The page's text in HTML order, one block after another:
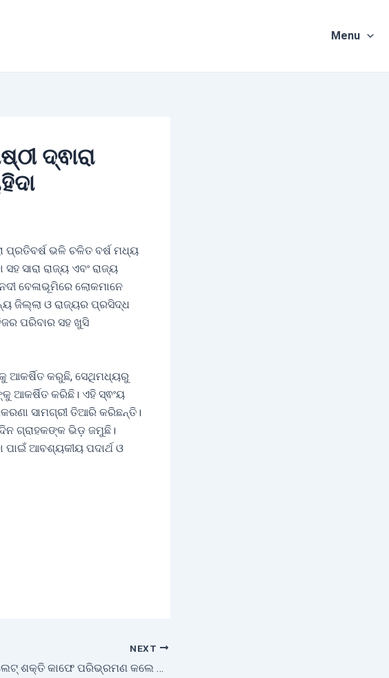
Menu
ଦ୍ଵାରା
ପ୍ରତିବର୍ଷ ଭଳି ଚଳିତ ବର୍ଷ ମଧ୍ୟ
ସାରା ରାଜ୍ୟ ଏବଂ ରାଜ୍ୟ
ବେଳାଭୂମିରେ ଲୋକମାନେ
ଜିଲ୍ଲା ଓ ରାଜ୍ୟର ପ୍ରସିଦ୍ଧ
ପରିବାର ସହ ଖୁସି
ଆକର୍ଷିତ କରୁଛି, ସେଥିମଧ୍ୟରୁ
ଆକର୍ଷିତ କରିଛି। ଏହି ସ୍ଵଂୟ
ସାମଗ୍ରୀ ତିଆରି କରିଛନ୍ତି।
ଗ୍ରାହକଙ୍କ ଭିଡ଼ ଜମୁଛି।
ପାଇଁ ଆବଶ୍ୟକୀୟ ପଦାର୍ଥ ଓ
NEXT
ମିଲେଟ୍ ଶକ୍ତି କାଫେ ପରିଭ୍ରମଣ କଲେ ବିହାର କୃଷି ସଚିବ